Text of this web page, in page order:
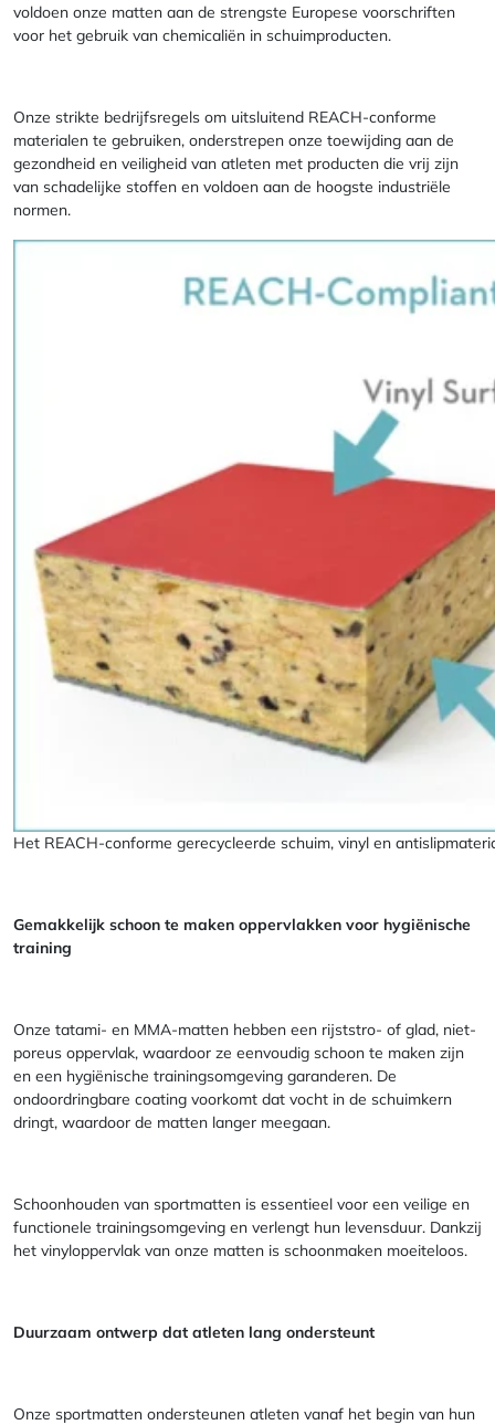
voldoen onze matten aan de strengste Europese voorschriften
voor het gebruik van chemicaliën in schuimproducten.
Onze strikte bedrijfsregels om uitsluitend REACH-conforme
materialen te gebruiken, onderstrepen onze toewijding aan de
gezondheid en veiligheid van atleten met producten die vrij zijn
van schadelijke stoffen en voldoen aan de hoogste industriële
normen.
Het REACH-conforme gerecycleerde schuim, vinyl en
Gemakkelijk schoon te maken oppervlakken voor hygiënische
training
Onze tatami- en MMA-matten hebben een rijststro- of glad, niet-
poreus oppervlak, waardoor ze eenvoudig schoon te maken zijn
en een hygiënische trainingsomgeving garanderen. De
ondoordringbare coating voorkomt dat vocht in de schuimkern
dringt, waardoor de matten langer meegaan.
Schoonhouden van sportmatten is essentieel voor een veilige en
functionele trainingsomgeving en verlengt hun levensduur. Dankzij
het vinyloppervlak van onze matten is schoonmaken moeiteloos.
Duurzaam ontwerp dat atleten lang ondersteunt
Onze sportmatten ondersteunen atleten vanaf het begin van hun